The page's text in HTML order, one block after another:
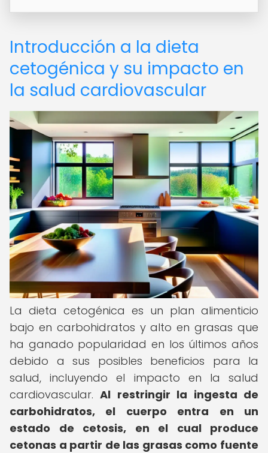
Introducción a la dieta
cetogénica y su impacto en
la salud cardiovascular
La dieta cetogénica es un plan alimenticio
bajo en carbohidratos y alto en grasas que
ha ganado popularidad en los últimos años
debido a sus posibles beneficios para la
salud, incluyendo el impacto en la salud
cardiovascular.Al restringir la ingesta de
carbohidratos, el cuerpo entra en un
estado de cetosis, en el cual produce
cetonas a partir de las grasas como fuente